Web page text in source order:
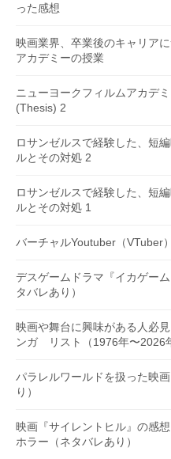
った感想
映画業界、卒業後のキャリア
アカデミーの授業
ニューヨークフィルムアカデ
(Thesis) 2
ロサンゼルスで経験した、短
ルとその対処 2
ロサンゼルスで経験した、短
ルとその対処 1
バーチャルYoutuber（VTuber
デスゲームドラマ『イカゲー
タバレあり）
映画や舞台に興味がある人必
ンガ リスト（1976年〜2026
パラレルワールドを扱った映
り）
映画『サイレントヒル』の感
ホラー（ネタバレあり）